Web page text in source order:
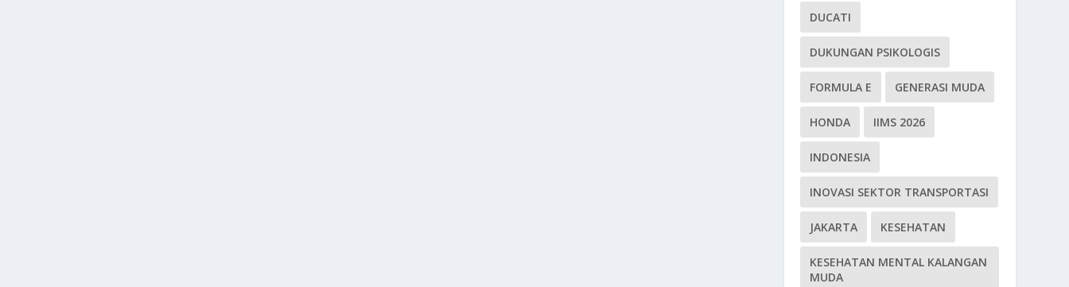
DUCATI
DUKUNGAN PSIKOLOGIS
FORMULA E GENERASI MUDA
HONDA IIMS 2026
INDONESIA
INOVASI SEKTOR TRANSPORTASI
JAKARTA KESEHATAN
KESEHATAN MENTAL KALANGAN
MUDA